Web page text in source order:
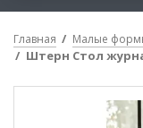
Главная Малые
Штерн Стол